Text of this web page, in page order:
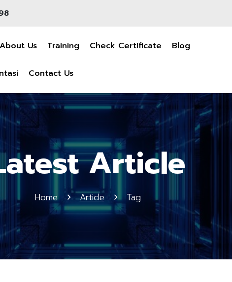
About Us Training Check Certificate Blog
Contact Us
Article
Home Article Tag